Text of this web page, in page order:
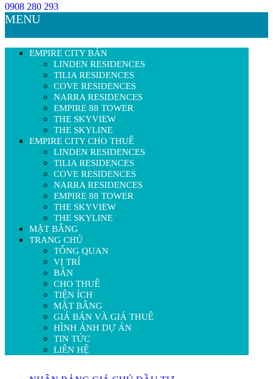
0908 280 293
MENU
EMPIRE CITY BÁN
LINDEN RESIDENCES
TILIA RESIDENCES
COVE RESIDENCES
NARRA RESIDENCES
EMPIRE 88 TOWER
THE SKYVIEW
THE SKYLINE
EMPIRE CITY CHO THUÊ
LINDEN RESIDENCES
TILIA RESIDENCES
COVE RESIDENCES
NARRA RESIDENCES
EMPIRE 88 TOWER
THE SKYVIEW
THE SKYLINE
MẶT BẰNG
TRANG CHỦ
TỔNG QUAN
VỊ TRÍ
BÁN
CHO THUÊ
TIỆN ÍCH
MẶT BẰNG
GIÁ BÁN VÀ GIÁ THUÊ
HÌNH ẢNH DỰ ÁN
TIN TỨC
LIÊN HỆ